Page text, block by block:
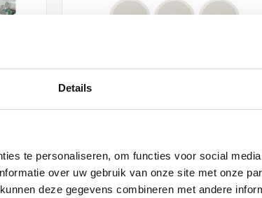
Details
te personaliseren, om functies voor social
over uw gebruik van onze site met onze
deze gegevens combineren met andere
+
Adastra Eetcafe speakerset 2
€ 994,65 € 1.048,70